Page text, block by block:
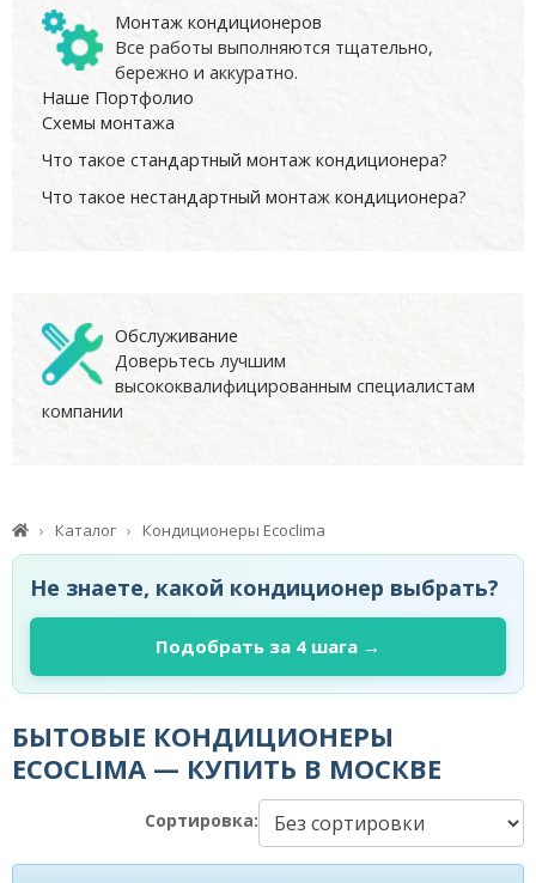
Монтаж кондиционеров
Все работы выполняются тщательно,
бережно и аккуратно.
Наше Портфолио
Схемы монтажа
Что такое стандартный монтаж кондиционера?
Что такое нестандартный монтаж кондиционера?
Обслуживание
Доверьтесь лучшим
высококвалифицированным специалистам
компании
Каталог Кондиционеры Ecoclima
Не знаете, какой кондиционер выбрать?
Подобрать за 4 шага →
БЫТОВЫЕ КОНДИЦИОНЕРЫ
ECOCLIMA — КУПИТЬ В МОСКВЕ
Сортировка: